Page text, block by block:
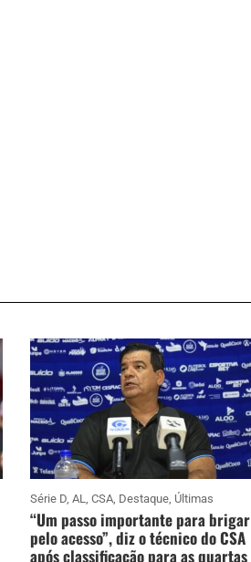
Série D,AL,CSA, Destaque, Últimas
“Um passo importante para brigar
pelo acesso”, diz o técnico do CSA
após classificação para as quartas